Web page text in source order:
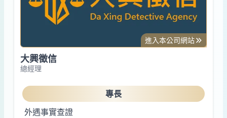
專長
外遇事實查證
進入本公司網站
大興徵信
總經理